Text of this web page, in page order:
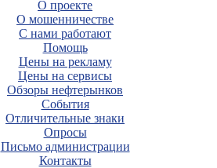
О проекте
О мошенничестве
С нами работают
Помощь
Цены на рекламу
Цены на сервисы
Обзоры нефтерынков
События
Отличительные знаки
Опросы
Письмо администрации
Контакты